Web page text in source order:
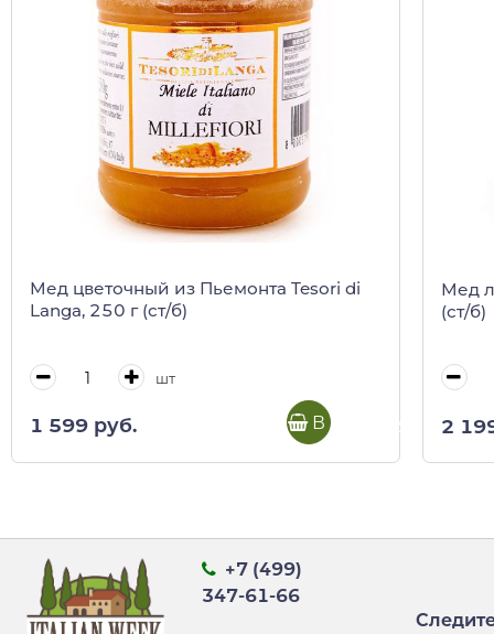
Мед цветочный из Пьемонта Tesori di
Langa, 250 г (ст/б)
шт
1 599 руб. В корзину
Мед
(ст/б)
2
+7 (499)
347-61-66